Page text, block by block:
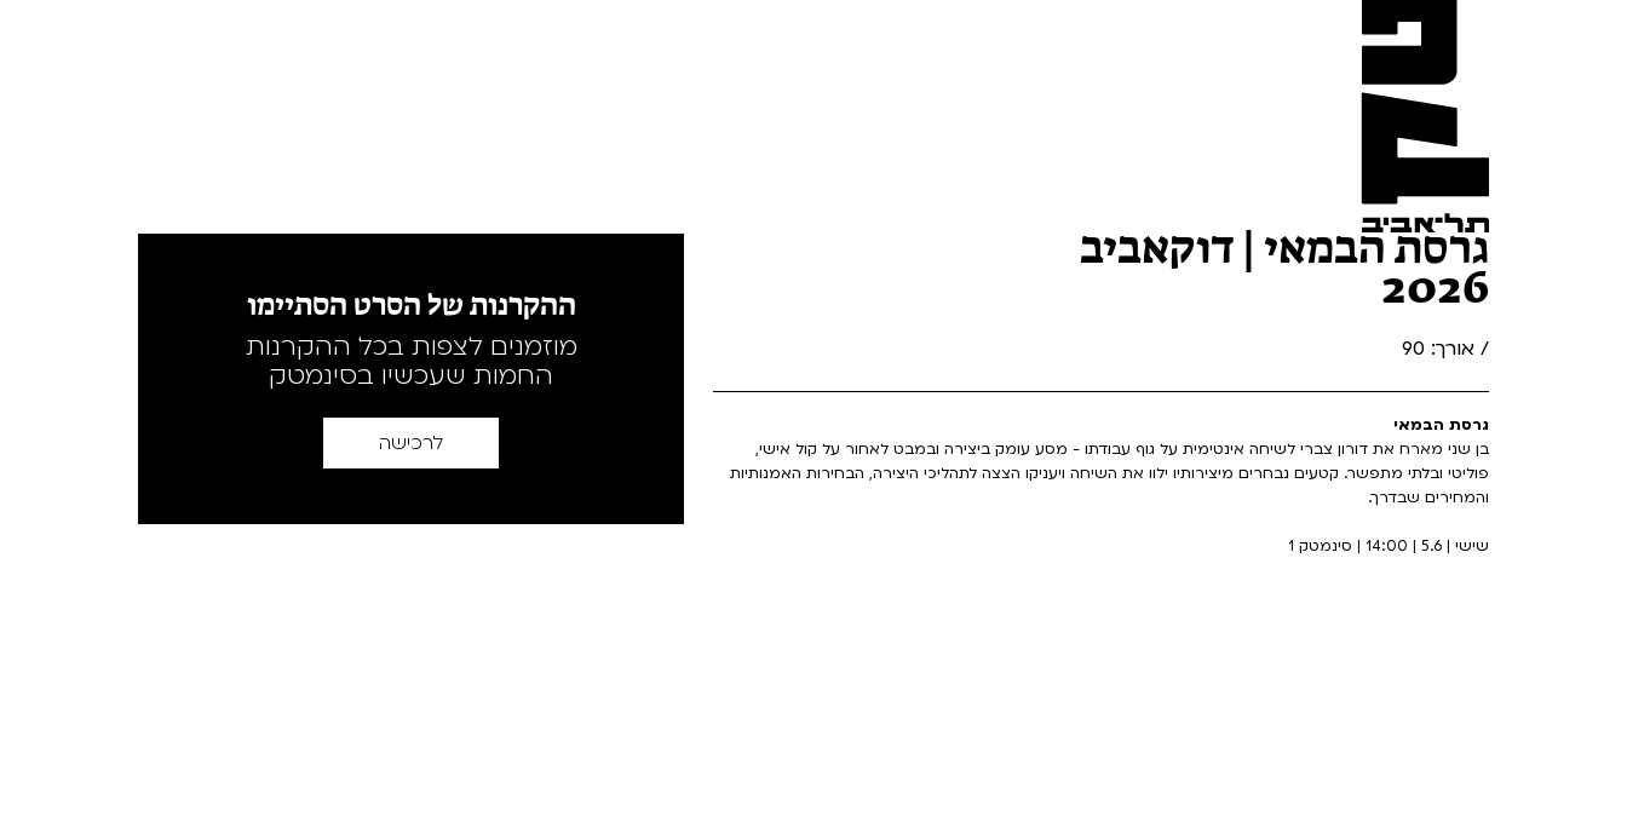
גרסת הבמאי | דוקאביב
2026
/ אורך: 90
גרסת הבמאי
בן שני מארח את דורון צברי לשיחה אינטימית על גוף עבודתו - מסע עומק ביצירה ובמבט לאחור על קול אישי,
פוליטי ובלתי מתפשר. קטעים נבחרים מיצירותיו ילוו את השיחה ויעניקו הצצה לתהליכי היצירה, הבחירות האמנותיות
והמחירים שבדרך.
שישי | 5.6 | 14:00 | סינמטק 1
ההקרנות של הסרט הסתיימו
מוזמנים לצפות בכל ההקרנות
החמות שעכשיו בסינמטק
לרכישה